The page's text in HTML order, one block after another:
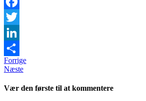
Facebook
Twitter
LinkedIn
Share
Forrige
Næste
Vær den første til at kommentere